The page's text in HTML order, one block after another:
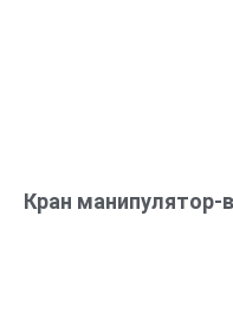
Кран манипулятор-